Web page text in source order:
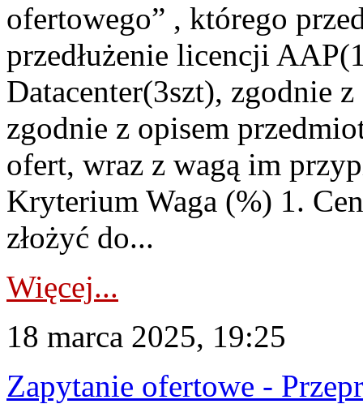
ofertowego” , którego
przedłużenie licencji
Datacenter(3szt), zgodnie
zgodnie z opisem
ofert, wraz z wagą im
Kryterium Waga (%) 1.
złożyć do...
Więcej...
18 marca 2025, 19:25
Zapytanie ofertowe -